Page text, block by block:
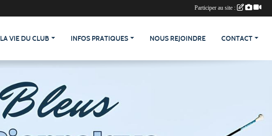
LA VIE DU CLUB INFOS PRATIQUES NOUS REJOINDRE CONTACT
Participer au site :